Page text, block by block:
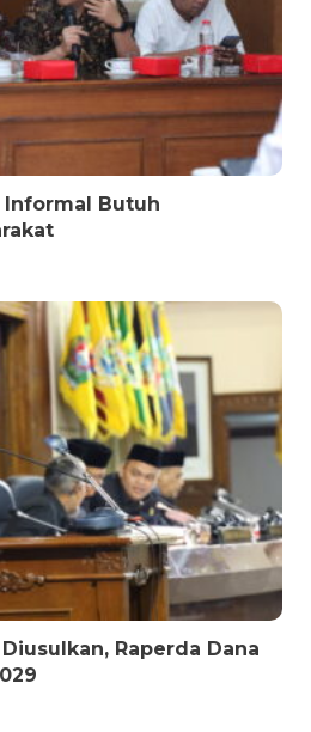
Informal Butuh
Diusulkan, Raperda Dana